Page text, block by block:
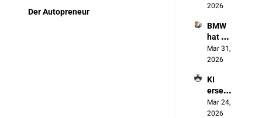
gerecht zu machen.
Der Autopreneur
Und
das ist
Chinas
Plan
2026
BMW
hat
2025
gewon
Aus
Verseh
en
Mar 31,
2026
KI
ersetzt
die
Manag
Mar 24,
2026